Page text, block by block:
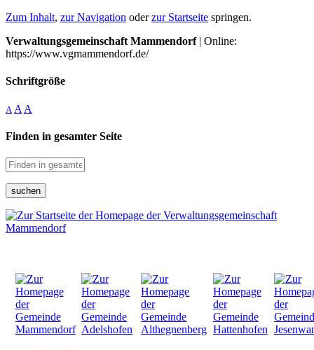
Zum Inhalt, zur Navigation oderzur Startseite springen.
Verwaltungsgemeinschaft Mammendorf| Online:
https://www.vgmammendorf.de/
Schriftgröße
A A A
Finden in gesamter Seite
suchen